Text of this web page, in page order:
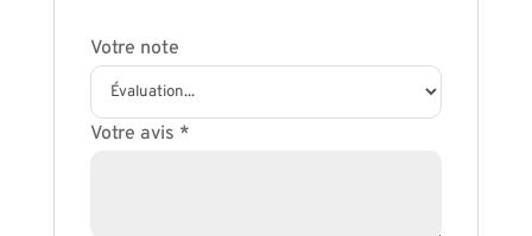
Votre note
Votre avis *